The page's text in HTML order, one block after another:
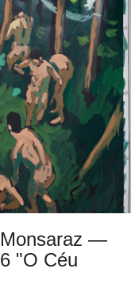
Monsaraz —
"O Céu